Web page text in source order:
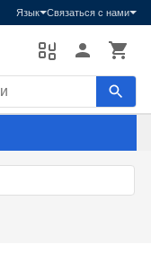
Язык Связаться с нами